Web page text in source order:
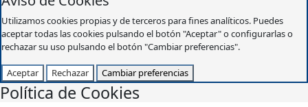
Utilizamos cookies propias y de terceros para fines analíticos. Puedes
aceptar todas las cookies pulsando el botón "Aceptar" o configurarlas o
rechazar su uso pulsando el botón "Cambiar preferencias".
Aceptar Rechazar Cambiar preferencias
Política de Cookies